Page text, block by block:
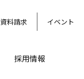
資料請求 イベント
採用情報